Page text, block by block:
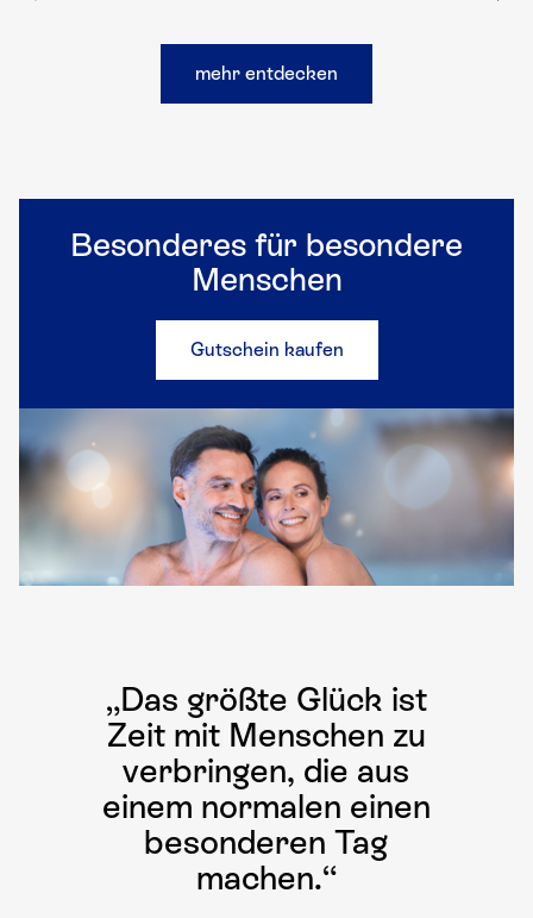
mehr entdecken
Besonderes für besondere
Menschen
Gutschein kaufen
„Das größte Glück ist
Zeit mit Menschen zu
verbringen, die aus
einem normalen einen
besonderen Tag
machen.“